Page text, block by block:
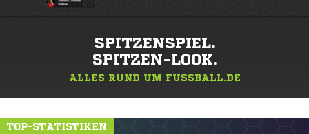
SPITZENSPIEL.
SPITZEN-LOOK.
ALLES RUND UM FUSSBALL.DE
TOP-STATISTIKEN